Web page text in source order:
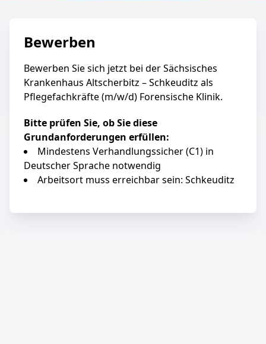
Bewerben
Bewerben Sie sich jetzt bei der Sächsisches
Krankenhaus Altscherbitz – Schkeuditz als
Pflegefachkräfte (m/w/d) Forensische Klinik.
Bitte prüfen Sie, ob Sie diese
Grundanforderungen erfüllen:
Mindestens Verhandlungssicher (C1) in
Deutscher Sprache notwendig
Arbeitsort muss erreichbar sein: Schkeuditz